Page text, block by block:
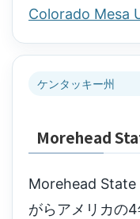
Colorado Mesa
ケンタッキー州
Morehead
Morehead State
がらアメリカの